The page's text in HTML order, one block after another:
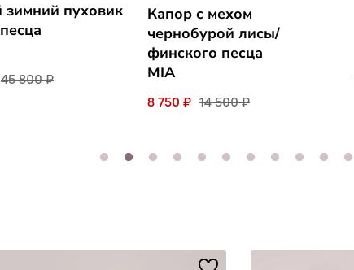
зимний пуховик
45 800 ₽
Капор с мехом
чернобурой лисы/
финского песца
MIA
8 750 ₽ 14 500 ₽